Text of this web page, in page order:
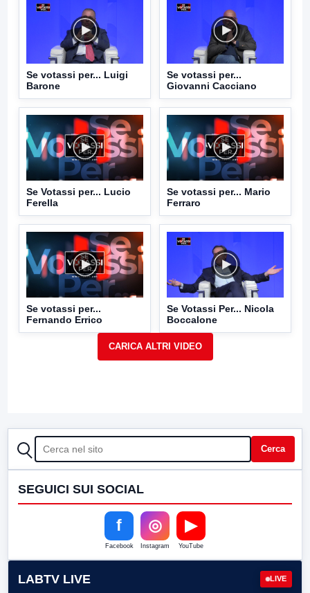
Se votassi per... Luigi
Barone
Se votassi per...
Giovanni Cacciano
Se Votassi per... Lucio
Ferella
Se votassi per... Mario
Ferraro
Se votassi per...
Fernando Errico
Se Votassi Per... Nicola
Boccalone
CERCA Cerca
SEGUICI SUI SOCIAL
f
Facebook
◎
Instagram
▶
YouTube
LABTV LIVE LIVE